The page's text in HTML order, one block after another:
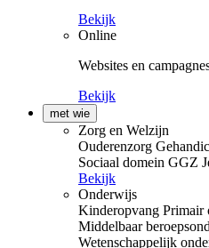
Bekijk
Online
Websites en
Bekijk
met wie
Zorg en Welzijn
Ouderenzorg
Sociaal domein GGZ
Bekijk
Onderwijs
Kinderopvang Primair
Middelbaar
Wetenschappelijk